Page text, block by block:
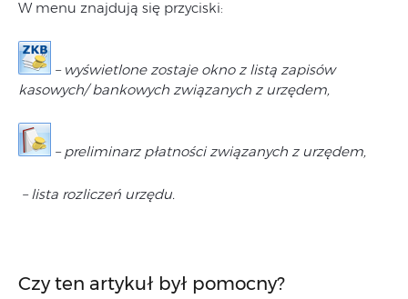
W menu znajdują się przyciski:
– wyświetlone zostaje okno z listą zapisów
kasowych/ bankowych związanych z urzędem,
– preliminarz płatności związanych z urzędem,
– lista rozliczeń urzędu.
Czy ten artykuł był pomocny?